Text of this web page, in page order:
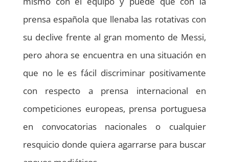
prensa española que llenaba las rotativas con
su declive frente al gran momento de Messi,
pero ahora se encuentra en una situación en
que no le es fácil discriminar positivamente
con respecto a prensa internacional en
competiciones europeas, prensa portuguesa
en convocatorias nacionales o cualquier
resquicio donde quiera agarrarse para buscar